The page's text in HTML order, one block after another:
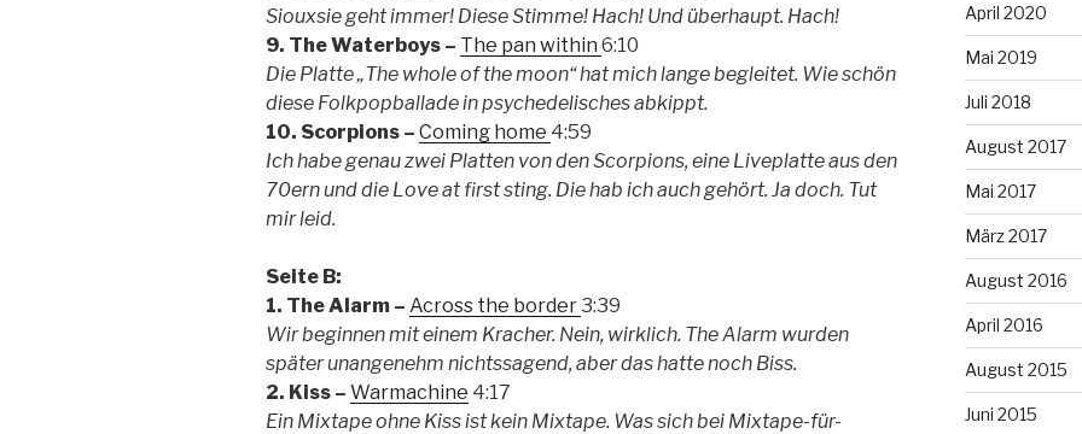
Siouxsie geht immer! Diese Stimme! Hach! Und überhaupt. Hach!
9. The Waterboys – The pan within 6:10
Die Platte „The whole of the moon“ hat mich lange begleitet. Wie schön
diese Folkpopballade in psychedelisches abkippt.
10. Scorpions – Coming home 4:59
Ich habe genau zwei Platten von den Scorpions, eine Liveplatte aus den
70ern und die Love at first sting. Die hab ich auch gehört. Ja doch. Tut
mir leid.
Seite B:
1. The Alarm – Across the border3:39
Wir beginnen mit einem Kracher. Nein, wirklich. The Alarm wurden
später unangenehm nichtssagend, aber das hatte noch Biss.
2. Kiss – Warmachine 4:17
Ein Mixtape ohne Kiss ist kein Mixtape. Was sich bei Mixtape-für-
April 2020
Mai 2019
Juli 2018
August 2017
Mai 2017
März 2017
August 2016
April 2016
August 2015
Juni 2015